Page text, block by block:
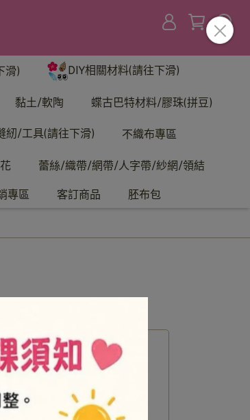
滑) DIY相關材料(請往下滑)
黏土/軟陶 蝶古巴特材料/膠珠(拼豆)
紉/工具(請往下滑) 不織布專區
蕾絲/織帶/網帶/人字帶/紗網/領結
專區 客訂商品 胚布包